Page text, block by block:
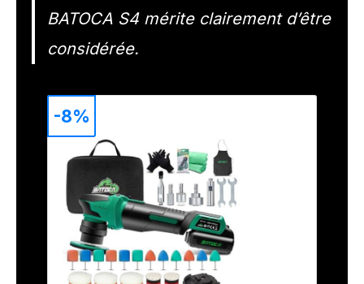
BATOCA S4 mérite clairement d’être
considérée.
-8%